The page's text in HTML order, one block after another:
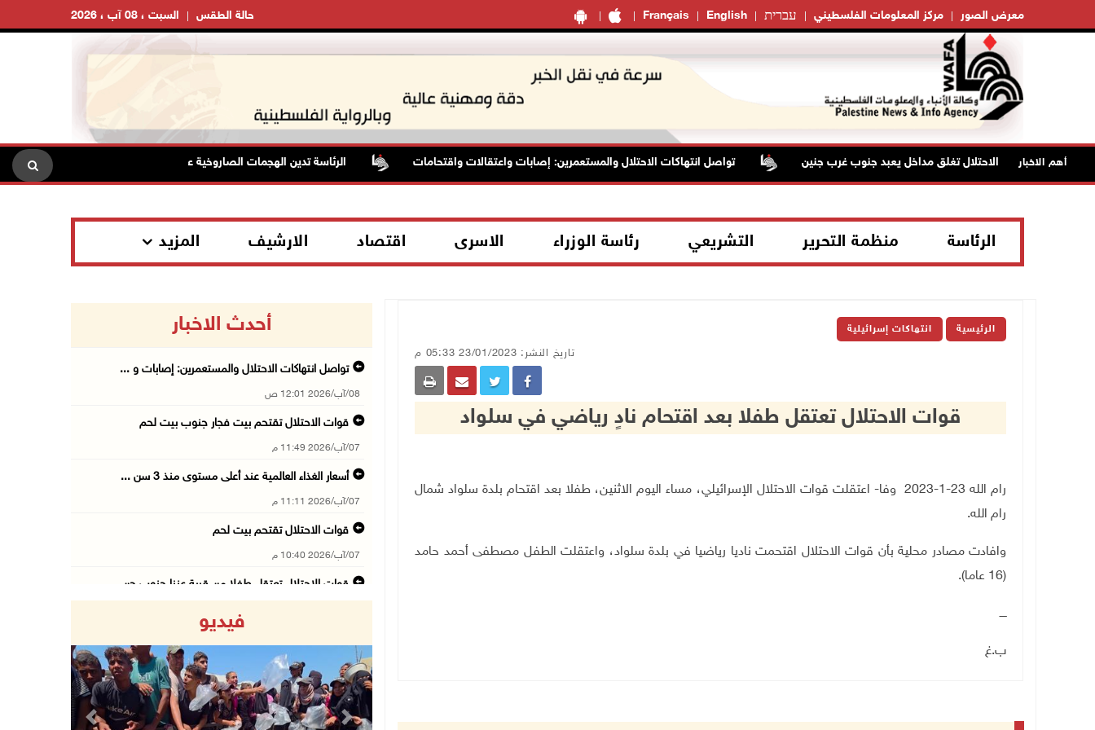
Français English עברית مركز المعلومات الفلسطيني معرض الصور السبت ، 08 آب ، 2026 حالة الطقس
أهم الاخبار
قوات الاحتلال تغلق مداخل يعبد جنوب غرب جنين تواصل انتهاكات الاحتلال والمستعمرين: إصابات واعتقالات واقتحامات الرئاسة تدين الهجمات الصاروخية على المملكة العربية السعودية والجمهورية
الرئاسة منظمة التحرير التشريعي رئاسة الوزراء الاسرى اقتصاد الارشيف المزيد
الرئيسية انتهاكات إسرائيلية
تاريخ النشر: 23/01/2023 05:33 م
قوات الاحتلال تعتقل طفلا بعد اقتحام نادٍ رياضي في سلواد
رام الله 23-1-2023 وفا- اعتقلت قوات الاحتلال الإسرائيلي، مساء اليوم الاثنين، طفلا بعد اقتحام بلدة سلواد شمال
رام الله.
وافادت مصادر محلية بأن قوات الاحتلال اقتحمت ناديا رياضيا في بلدة سلواد، واعتقلت الطفل مصطفى أحمد حامد
(16 عاما).
ــــ
ب.غ
أحدث الاخبار
تواصل انتهاكات الاحتلال والمستعمرين: إصابات و ...
08/آب/2026 12:01 ص
قوات الاحتلال تقتحم بيت فجار جنوب بيت لحم
07/آب/2026 11:49 م
أسعار الغذاء العالمية عند أعلى مستوى منذ 3 سن ...
07/آب/2026 11:11 م
قوات الاحتلال تقتحم بيت لحم
07/آب/2026 10:40 م
قوات الاحتلال تعتقل طفلا من قرية عنزا جنوب جن ...
07/آب/2026 10:15 م
الاحتلال يعيق تنقل المواطنين ويقتحم بلدات شرق ...
07/آب/2026 08:52 م
فيديو
Previous Next